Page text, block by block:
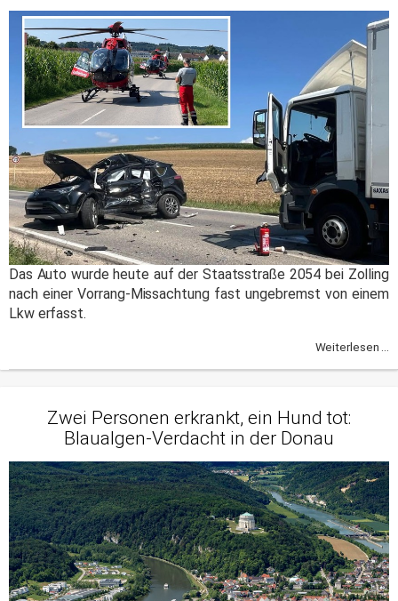
Das Auto wurde heute auf der Staatsstraße 2054 bei Zolling
nach einer Vorrang-Missachtung fast ungebremst von einem
Lkw erfasst.
Weiterlesen ...
Zwei Personen erkrankt, ein Hund tot:
Blaualgen-Verdacht in der Donau